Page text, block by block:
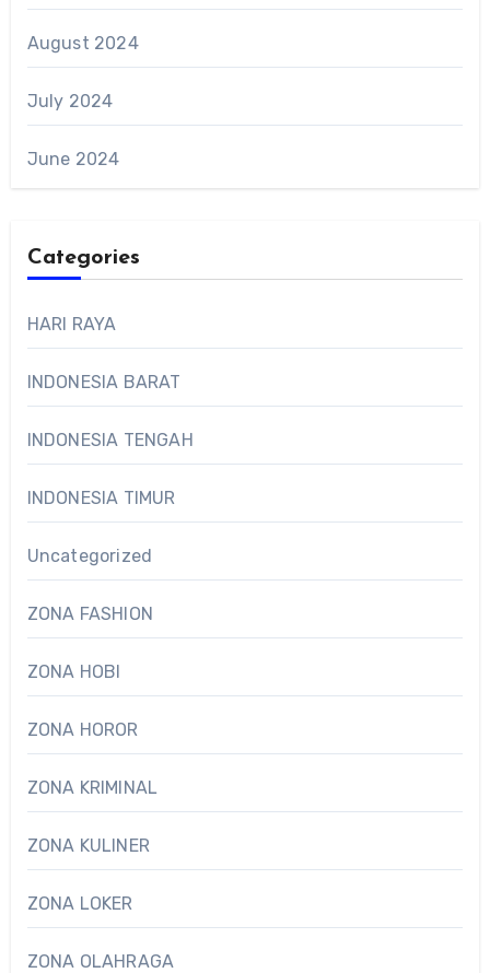
August 2024
July 2024
June 2024
Categories
HARI RAYA
INDONESIA BARAT
INDONESIA TENGAH
INDONESIA TIMUR
Uncategorized
ZONA FASHION
ZONA HOBI
ZONA HOROR
ZONA KRIMINAL
ZONA KULINER
ZONA LOKER
ZONA OLAHRAGA